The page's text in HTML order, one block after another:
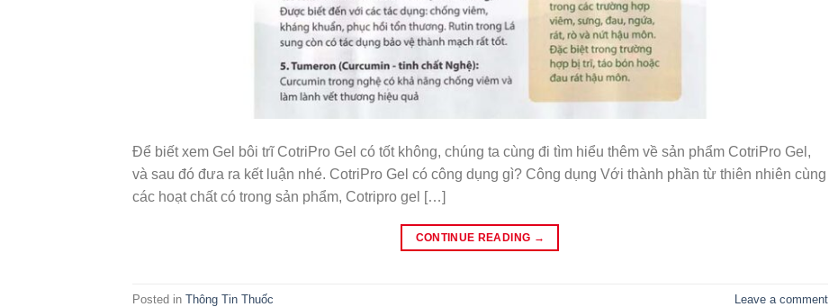
Để biết xem Gel bôi trĩ CotriPro Gel có tốt không, chúng ta cùng đi tìm hiểu thêm về sản phẩm CotriPro Gel,
và sau đó đưa ra kết luận nhé. CotriPro Gel có công dụng gì? Công dụng Với thành phần từ thiên nhiên cùng
các hoạt chất có trong sản phẩm, Cotripro gel […]
CONTINUE READING →
Posted in Thông Tin Thuốc Leave a comment